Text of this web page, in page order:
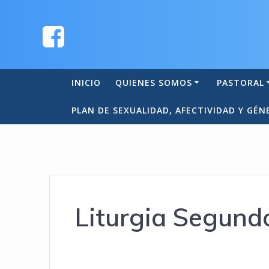
INICIO QUIENES SOMOS PASTORAL
PLAN DE SEXUALIDAD, AFECTIVIDAD Y
Liturgia